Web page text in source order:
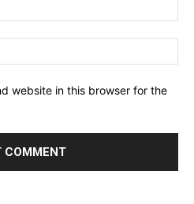
website in this browser for the